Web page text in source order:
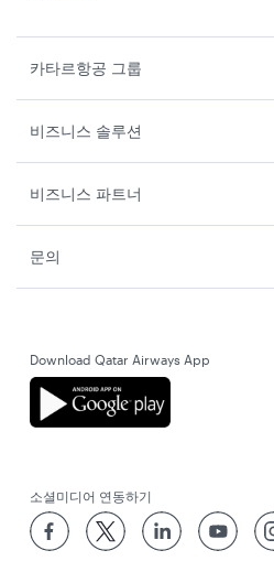
카타르항공 그룹
비즈니스 솔루션
비즈니스 파트너
문의
Download Qatar Airways App
소셜미디어 연동하기